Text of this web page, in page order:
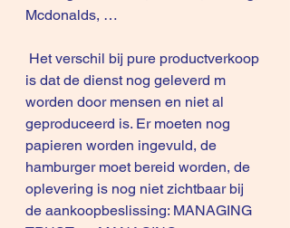
Mcdonalds, …
is dat de dienst nog geleverd m
worden door mensen en niet al
geproduceerd is. Er moeten nog
papieren worden ingevuld, de
hamburger moet bereid worden, de
oplevering is nog niet zichtbaar bij
de aankoopbeslissing: MANAGING